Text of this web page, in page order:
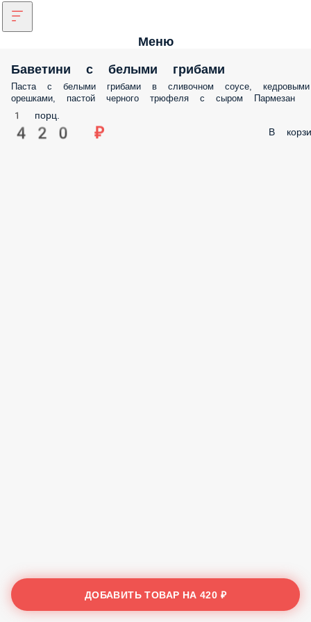
Меню
Баветини с белыми грибами
Паста с белыми грибами в сливочном соусе, кедровыми
орешками, пастой черного трюфеля с сыром Пармезан
1 порц.
420 ₽ В
ДОБАВИТЬ ТОВАР НА420 ₽